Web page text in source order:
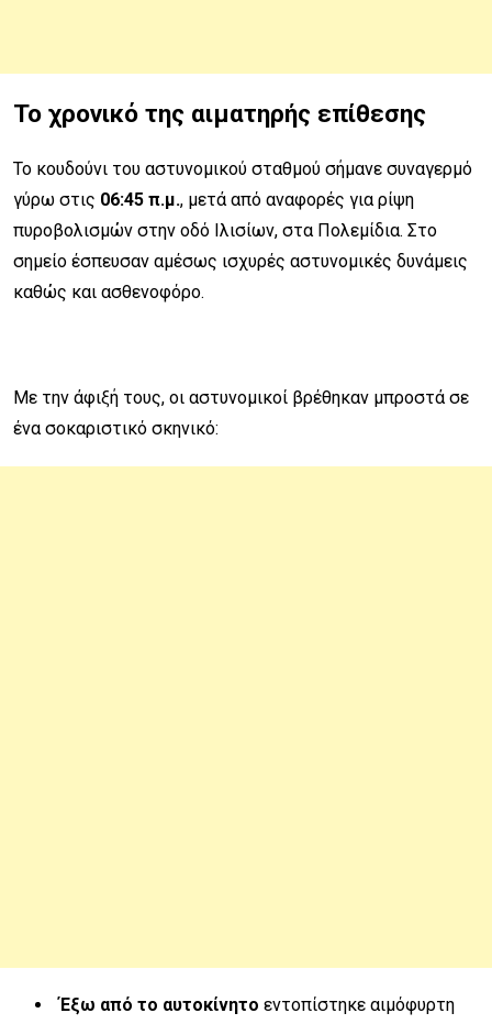
Το χρονικό της αιματηρής επίθεσης
Το κουδούνι του αστυνομικού σταθμού σήμανε συναγερμό
γύρω στις 06:45 π.μ., μετά από αναφορές για ρίψη
πυροβολισμών στην οδό Ιλισίων, στα Πολεμίδια. Στο
σημείο έσπευσαν αμέσως ισχυρές αστυνομικές δυνάμεις
καθώς και ασθενοφόρο.
Με την άφιξή τους, οι αστυνομικοί βρέθηκαν μπροστά σε
ένα σοκαριστικό σκηνικό:
Έξω από το αυτοκίνητο εντοπίστηκε αιμόφυρτη